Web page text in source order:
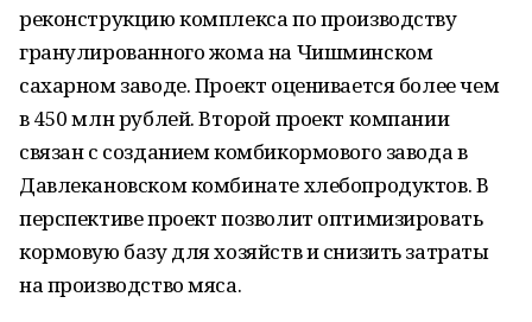
реконструкцию комплекса по производству
гранулированного жома на Чишминском
сахарном заводе. Проект оценивается более чем
в 450 млн рублей. Второй проект компании
связан с созданием комбикормового завода в
Давлекановском комбинате хлебопродуктов. В
перспективе проект позволит оптимизировать
кормовую базу для хозяйств и снизить затраты
на производство мяса.